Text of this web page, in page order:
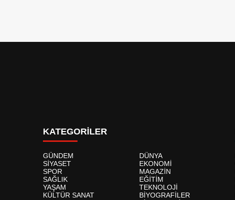
KATEGORİLER
GÜNDEM
DÜNYA
SİYASET
EKONOMİ
SPOR
MAGAZİN
SAĞLIK
EĞİTİM
YAŞAM
TEKNOLOJİ
KÜLTÜR SANAT
BİYOGRAFİLER